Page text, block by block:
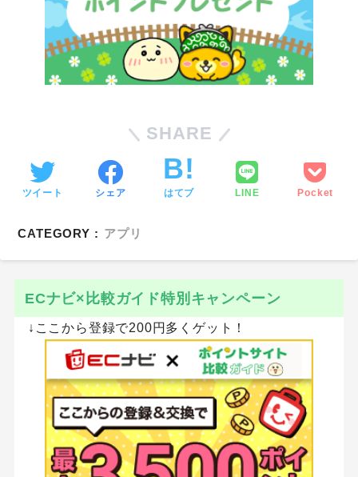
SHARE
ツイート シェア はてブ LINE Pocket
CATEGORY : アプリ
ECナビ×比較ガイド特別キャンペーン
↓ここから登録で200円多くゲット！